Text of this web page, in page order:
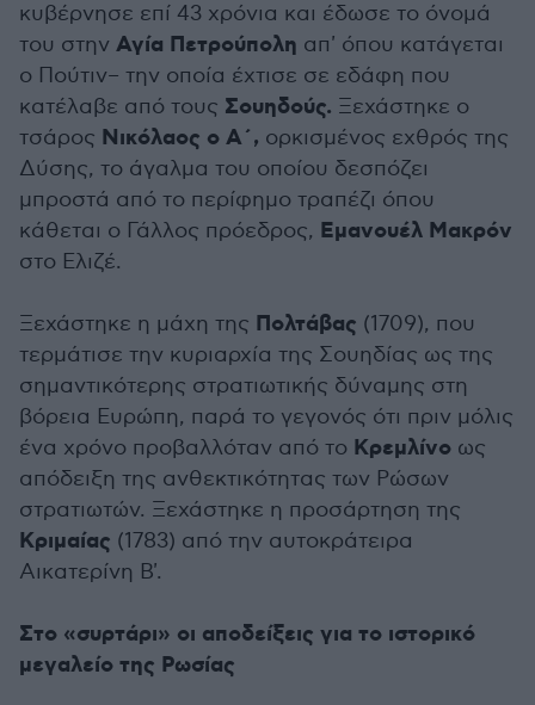
κυβέρνησε επί 43 χρόνια και έδωσε το όνομά
του στην Αγία Πετρούπολη απ' όπου κατάγεται
ο Πούτιν– την οποία έχτισε σε εδάφη που
κατέλαβε από τους Σουηδούς. Ξεχάστηκε ο
τσάρος Νικόλαος ο Α΄, ορκισμένος εχθρός της
Δύσης, το άγαλμα του οποίου δεσπόζει
μπροστά από το περίφημο τραπέζι όπου
κάθεται ο Γάλλος πρόεδρος, Εμανουέλ Μακρόν
στο Ελιζέ.
Ξεχάστηκε η μάχη της Πολτάβας (1709), που
τερμάτισε την κυριαρχία της Σουηδίας ως της
σημαντικότερης στρατιωτικής δύναμης στη
βόρεια Ευρώπη, παρά το γεγονός ότι πριν μόλις
ένα χρόνο προβαλλόταν από το Κρεμλίνο ως
απόδειξη της ανθεκτικότητας των Ρώσων
στρατιωτών. Ξεχάστηκε η προσάρτηση της
Κριμαίας (1783) από την αυτοκράτειρα
Αικατερίνη Β'.
Στο «συρτάρι» οι αποδείξεις για το ιστορικό
μεγαλείο της Ρωσίας